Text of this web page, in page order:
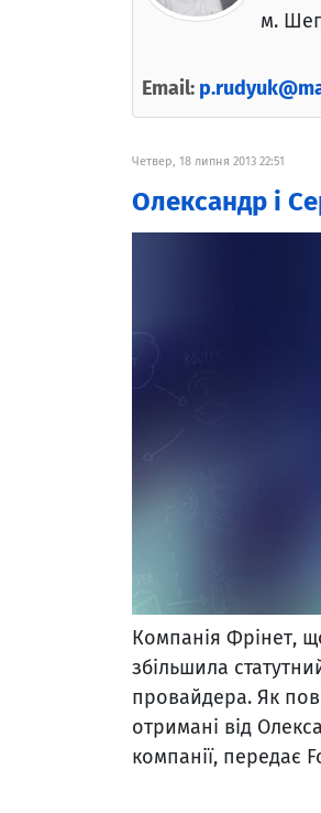
м.
Email:
Четвер, 18 липня 2013 22:51
Олександр і
Компанія Фрінет,
збільшила
провайдера. Як
отримані від
компанії, передає